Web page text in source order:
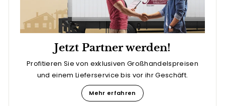
Jetzt Partner werden!
Profitieren Sie von exklusiven Großhandelspreisen
und einem Lieferservice bis vor ihr Geschäft.
Mehr erfahren